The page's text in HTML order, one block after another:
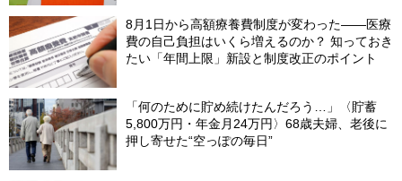
8月1日から高額療養費制度が変わった――医療
費の自己負担はいくら増えるのか？ 知っておき
たい「年間上限」新設と制度改正のポイント
「何のために貯め続けたんだろう…」〈貯蓄
5,800万円・年金月24万円〉68歳夫婦、老後に
押し寄せた“空っぽの毎日”